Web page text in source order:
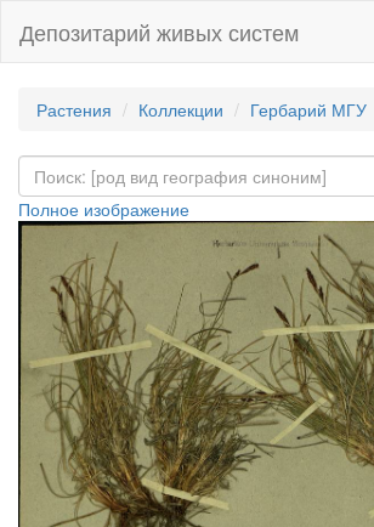
Депозитарий живых систем
Растения Коллекции Гербарий МГУ
Полное изображение